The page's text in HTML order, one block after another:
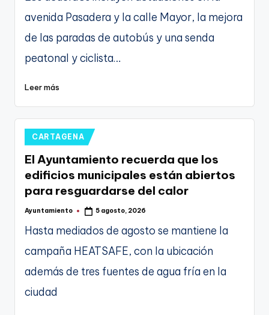
avenida Pasadera y la calle Mayor, la mejora
de las paradas de autobús y una senda
peatonal y ciclista…
Leer más
Publicado
CARTAGENA
El Ayuntamiento recuerda que los
edificios municipales están abiertos
para resguardarse del calor
Publicado
Ayuntamiento 5 agosto, 2026
Hasta mediados de agosto se mantiene la
campaña HEATSAFE, con la ubicación
además de tres fuentes de agua fría en la
ciudad